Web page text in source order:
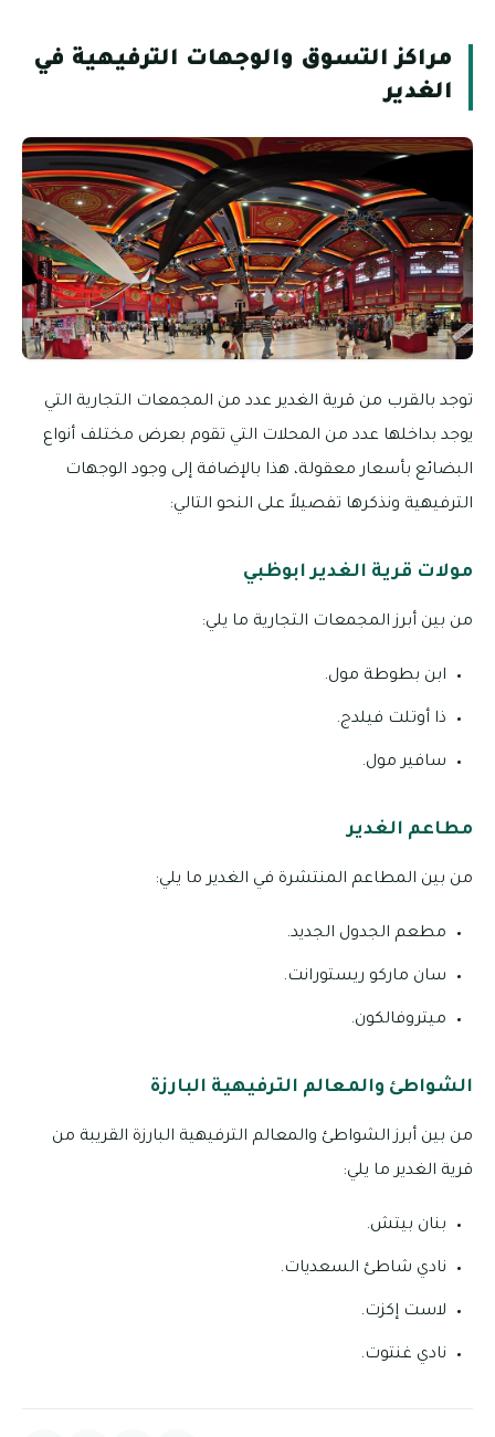
مراكز التسوق والوجهات الترفيهية في
الغدير
توجد بالقرب من قرية الغدير عدد من المجمعات التجارية التي
يوجد بداخلها عدد من المحلات التي تقوم بعرض مختلف أنواع
البضائع بأسعار معقولة، هذا بالإضافة إلى وجود الوجهات
الترفيهية ونذكرها تفصيلاً على النحو التالي:
مولات قرية الغدير ابوظبي
من بين أبرز المجمعات التجارية ما يلي:
ابن بطوطة مول.
ذا أوتلت فيلدج.
سافير مول.
مطاعم الغدير
من بين المطاعم المنتشرة في الغدير ما يلي:
مطعم الجدول الجديد.
سان ماركو ريستورانت.
ميتروفالكون.
الشواطئ والمعالم الترفيهية البارزة
من بين أبرز الشواطئ والمعالم الترفيهية البارزة القريبة من
قرية الغدير ما يلي:
بنان بيتش.
نادي شاطئ السعديات.
لاست إكزت.
نادي غنتوت.